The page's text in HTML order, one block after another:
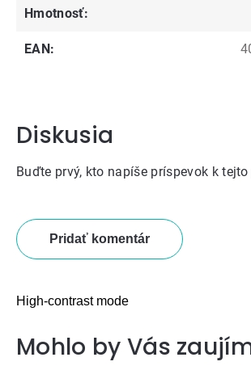
Hmotnosť:
EAN:
Diskusia
Buďte prvý, kto napíše príspevok k
Pridať komentár
High-contrast mode
Mohlo by Vás